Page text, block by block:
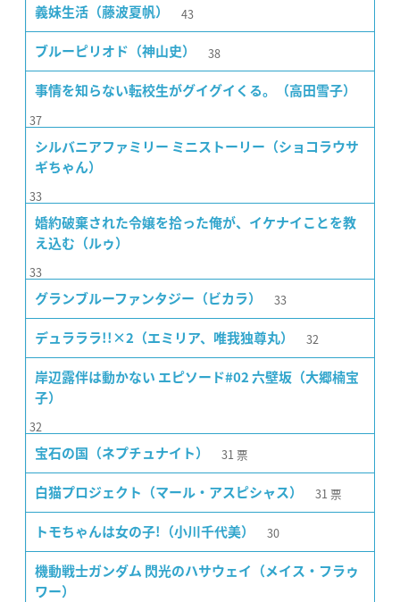
義妹生活（藤波夏帆） 43
ブルーピリオド（神山史） 38
事情を知らない転校生がグイグイくる。（高田雪子）
37
シルバニアファミリー ミニストーリー（ショコラウサ
ギちゃん）
33
婚約破棄された令嬢を拾った俺が、イケナイことを教
え込む（ルゥ）
33
グランブルーファンタジー（ビカラ） 33
デュラララ!!×2（エミリア、唯我独尊丸） 32
岸辺露伴は動かない エピソード#02 六壁坂（大郷楠宝
子）
32
宝石の国（ネプチュナイト） 31 票
白猫プロジェクト（マール・アスピシャス） 31 票
トモちゃんは女の子!（小川千代美） 30
機動戦士ガンダム 閃光のハサウェイ（メイス・フラゥ
ワー）